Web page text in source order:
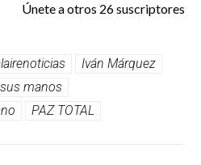
Únete a otros 26 suscriptores
Iván Márquez
manos
PAZ TOTAL